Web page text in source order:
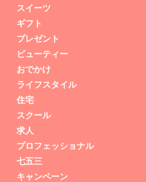
スイーツ
ギフト
プレゼント
ビューティー
おでかけ
ライフスタイル
住宅
スクール
求人
プロフェッショナル
七五三
キャンペーン